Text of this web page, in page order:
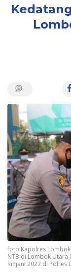
foto Kapolres
NTB di Lombok Utara
Rinjani 2022 di Polres